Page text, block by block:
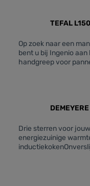
TEFAL
Op zoek naar een
bent u bij Ingenio
handgreep voor
fornuis naar de oven
stapelbaar ontwerp
koken een waar
antiaanbaklaag gaat
schoon te maken. De
voor de beste
Gas - Elektrisch -
gebruik in de oven
Drie sterren voor
energiezuinige
afgewassen en